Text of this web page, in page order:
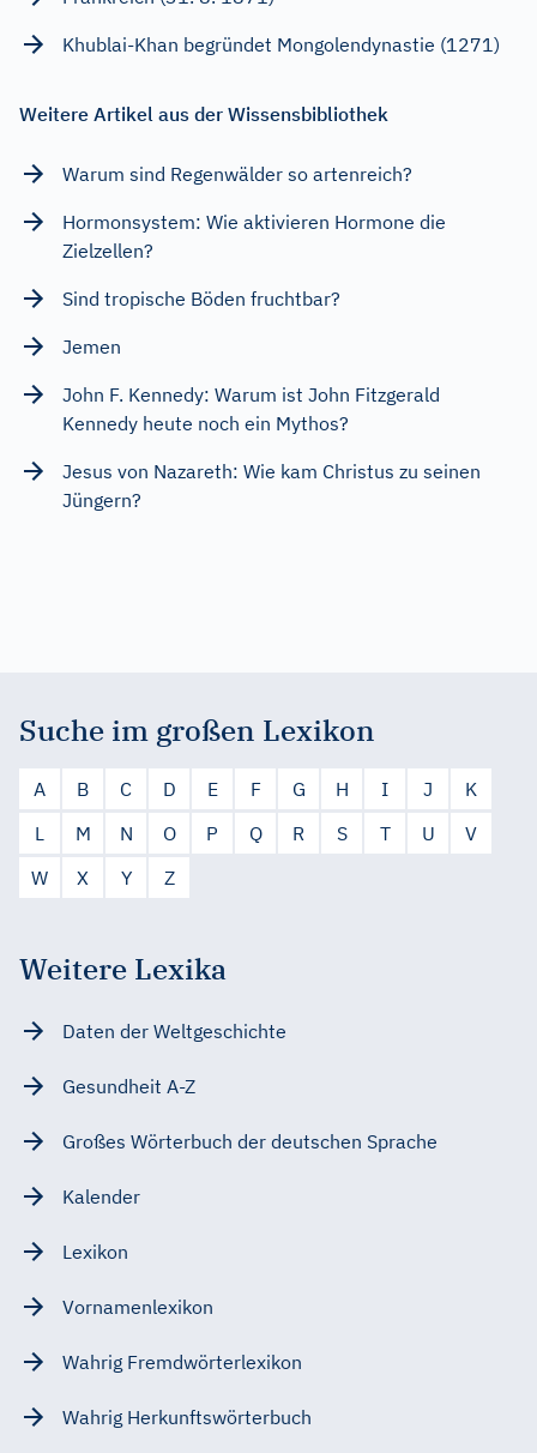
Khublai-Khan begründet Mongolendynastie (1271)
Weitere Artikel aus der Wissensbibliothek
Warum sind Regenwälder so artenreich?
Hormonsystem: Wie aktivieren Hormone die
Zielzellen?
Sind tropische Böden fruchtbar?
Jemen
John F. Kennedy: Warum ist John Fitzgerald
Kennedy heute noch ein Mythos?
Jesus von Nazareth: Wie kam Christus zu seinen
Jüngern?
Suche im großen Lexikon
A B C D E F G H I J
K
L
M N O P Q R S T U
V
W
X Y Z
Weitere Lexika
Daten der Weltgeschichte
Gesundheit A-Z
Großes Wörterbuch der deutschen Sprache
Kalender
Lexikon
Vornamenlexikon
Wahrig Fremdwörterlexikon
Wahrig Herkunftswörterbuch